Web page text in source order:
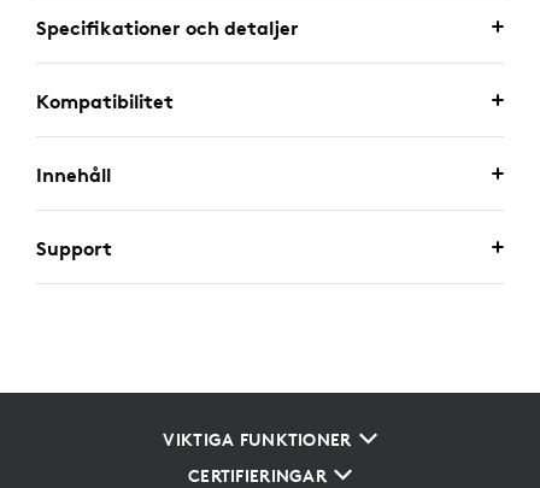
Specifikationer och detaljer
Kompatibilitet
Innehåll
Support
VIKTIGA FUNKTIONER
CERTIFIERINGAR